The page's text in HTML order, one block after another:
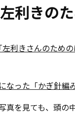
利きの
利きさんのため
なった「かぎ針編
真を見ても、頭の